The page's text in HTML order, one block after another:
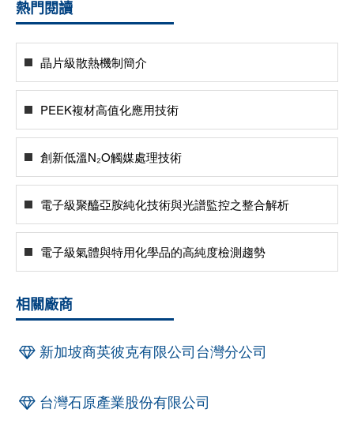
熱門閱讀
晶片級散熱機制簡介
PEEK複材高值化應用技術
創新低溫N₂O觸媒處理技術
電子級聚醯亞胺純化技術與光譜監控之整合解析
電子級氣體與特用化學品的高純度檢測趨勢
相關廠商
新加坡商英彼克有限公司台灣分公司
台灣石原產業股份有限公司